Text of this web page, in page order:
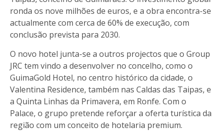
ronda os nove milhões de euros, e a obra encontra-se
actualmente com cerca de 60% de execução, com
conclusão prevista para 2030.
O novo hotel junta-se a outros projectos que o Group
JRC tem vindo a desenvolver no concelho, como o
GuimaGold Hotel, no centro histórico da cidade, o
Valentina Residence, também nas Caldas das Taipas, e
a Quinta Linhas da Primavera, em Ronfe. Com o
Palace, o grupo pretende reforçar a oferta turística da
região com um conceito de hotelaria premium.